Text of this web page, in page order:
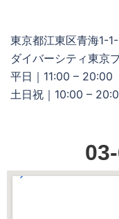
東京都江東区青海1-
ダイバーシティ東京
平日｜11:00 – 20:00
土日祝｜10:00 –